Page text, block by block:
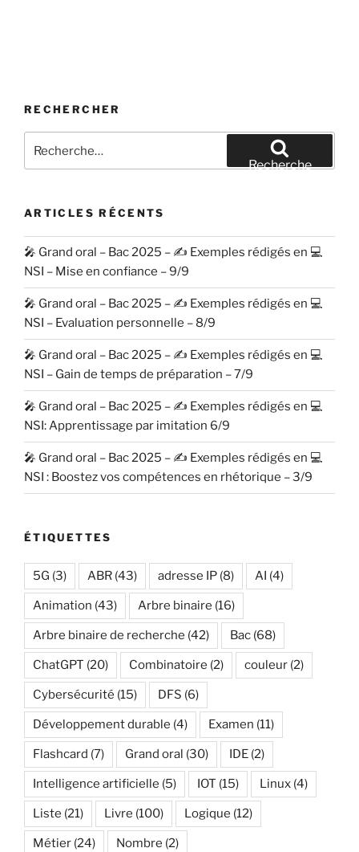
RECHERCHER
pour
Recherche
ARTICLES RÉCENTS
🎤 Grand oral – Bac 2025 – ✍️ Exemples rédigés en 💻
NSI – Mise en confiance – 9/9
🎤 Grand oral – Bac 2025 – ✍️ Exemples rédigés en 💻
NSI – Evaluation personnelle – 8/9
🎤 Grand oral – Bac 2025 – ✍️ Exemples rédigés en 💻
NSI – Gain de temps de préparation – 7/9
🎤 Grand oral – Bac 2025 – ✍️ Exemples rédigés en 💻
NSI: Apprentissage par imitation 6/9
🎤 Grand oral – Bac 2025 – ✍️ Exemples rédigés en 💻
NSI : Boostez vos compétences en rhétorique – 3/9
ÉTIQUETTES
5G (3) ABR (43) adresse IP (8) AI (4)
Animation (43) Arbre binaire (16)
Arbre binaire de recherche (42) Bac (68)
ChatGPT (20) Combinatoire (2) couleur (2)
Cybersécurité (15) DFS (6)
Développement durable (4) Examen (11)
Flashcard (7) Grand oral (30) IDE (2)
Intelligence artificielle (5) IOT (15) Linux (4)
Liste (21) Livre (100) Logique (12)
Métier (24) Nombre (2)